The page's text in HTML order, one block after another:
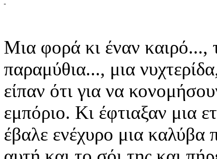
Μια φορά κι έναν καιρό...,
παραμύθια..., μια
είπαν ότι για να
εμπόριο. Κι έφτιαξαν μια
έβαλε ενέχυρο μια καλύβα